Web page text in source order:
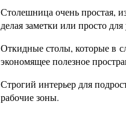
Столешница очень простая,
делая заметки или просто для
Откидные столы, которые в
экономящее полезное
Строгий интерьер для
рабочие зоны.